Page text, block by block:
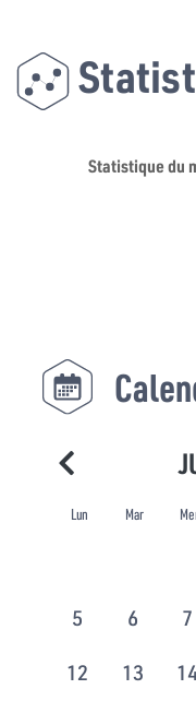
Statistique du
Lun Mar
5 6 7
12 13